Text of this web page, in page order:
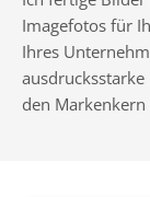
Imagefotos für
Ihres
den